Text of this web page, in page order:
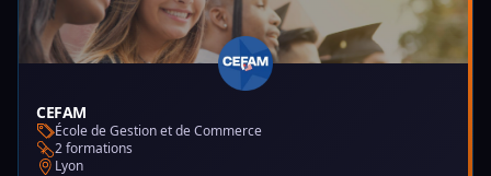
CEFAM
École de Gestion et de Commerce
2 formations
Lyon